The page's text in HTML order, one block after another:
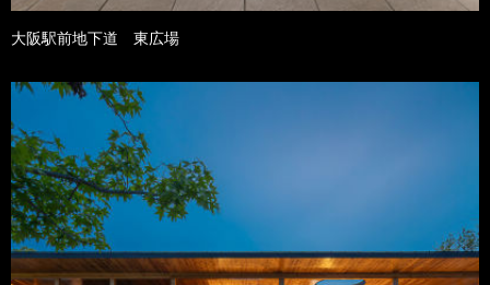
大阪駅前地下道 東広場